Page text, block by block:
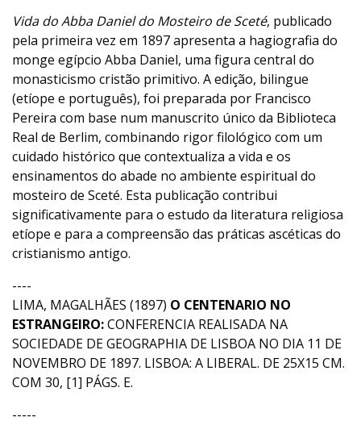
Vida do Abba Daniel do Mosteiro de Sceté, publicado
pela primeira vez em 1897 apresenta a hagiografia do
monge egípcio Abba Daniel, uma figura central do
monasticismo cristão primitivo. A edição, bilingue
(etíope e português), foi preparada por Francisco
Pereira com base num manuscrito único da Biblioteca
Real de Berlim, combinando rigor filológico com um
cuidado histórico que contextualiza a vida e os
ensinamentos do abade no ambiente espiritual do
mosteiro de Sceté. Esta publicação contribui
significativamente para o estudo da literatura religiosa
etíope e para a compreensão das práticas ascéticas do
cristianismo antigo.
----
LIMA, MAGALHÃES (1897) O CENTENARIO NO
ESTRANGEIRO:CONFERENCIA REALISADA NA
SOCIEDADE DE GEOGRAPHIA DE LISBOA NO DIA 11 DE
NOVEMBRO DE 1897. LISBOA: A LIBERAL. DE 25X15 CM.
COM 30, [1] PÁGS. E.
-----